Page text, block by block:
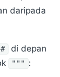
daripada
#
di depan
""" :